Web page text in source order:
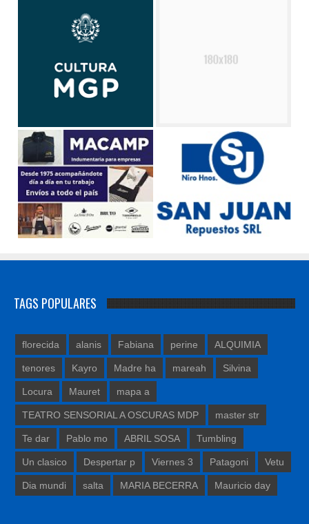
TAGS POPULARES
florecida alanis Fabiana perine ALQUIMIA
tenores Kayro Madre ha mareah Silvina
Locura Mauret mapa a
TEATRO SENSORIAL A OSCURAS MDP master str
Te dar Pablo mo ABRIL SOSA Tumbling
Un clasico Despertar p Viernes 3 Patagoni Vetu
Dia mundi salta MARIA BECERRA Mauricio day